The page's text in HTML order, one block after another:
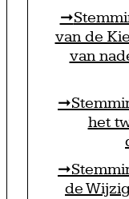
van de
van
het
de